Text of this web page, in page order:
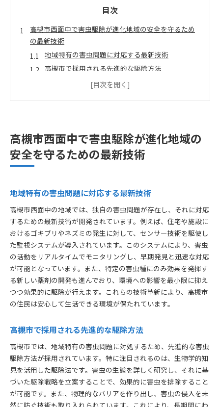
目次
高槻市西面中で害虫駆除が進化地域の安全を守るため
の最新技術
地域特有の害虫問題に対応する最新技術
高槻市で採用される先進的な駆除方法
住民安全を守るための新技術の導入
環境に優しい害虫駆除センサー技術が高槻市西面中で
活躍
センサー技術の活用で正確な害虫検知
センサー技術の導入による安心感の向上
高槻市の環境保護に貢献する技術
持続可能な駆除方法の探求
専門薬剤で害虫をターゲット高槻市西面中の革新的な
駆除方法
害虫の種類に応じた専門薬剤の選定
高槻市での薬剤使用の安全性
ターゲット駆除による効果的な結果
高槻市の健康と安全を守る薬剤
地域密着型サービスの強み高槻市西面中での迅速かつ
効果的な害虫駆除
地域密着型サービスのメリット
迅速な対応で安心を提供
高槻市西面中で害虫駆除が進化地域の
安全を守るための最新技術
地域特有の害虫問題に対応する最新技術
高槻市西面中の地域では、独自の害虫問題が存在し、それに対応
するための最新技術が開発されています。例えば、住宅や施設に
おけるゴキブリやネズミの発生に対して、センサー技術を駆使し
た監視システムが導入されています。このシステムにより、害虫
の活動をリアルタイムでモニタリングし、早期発見と迅速な対応
が可能となっています。また、特定の害虫種にのみ効果を発揮す
る新しい薬剤の開発も進んでおり、環境への影響を最小限に抑え
つつ効果的に駆除が行えます。これらの技術革新により、高槻市
の住民は安心して生活できる環境が保たれています。
高槻市で採用される先進的な駆除方法
高槻市では、地域特有の害虫問題に対処するため、先進的な害虫
駆除方法が採用されています。特に注目されるのは、生物学的知
見を活用した駆除法です。害虫の生態を詳しく研究し、それに基
づいた駆除戦略を立案することで、効果的に害虫を排除すること
が可能です。また、物理的なバリアを作り出し、害虫の侵入を未
然に防ぐ技術も取り入れられています。これにより、長期間にわ